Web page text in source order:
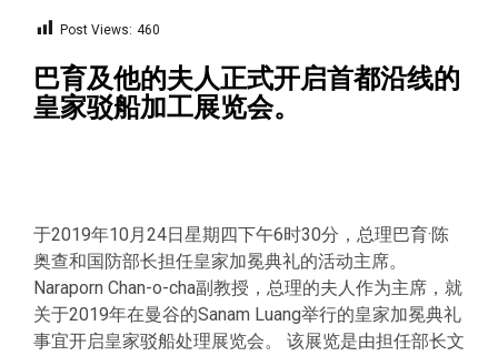
Post Views: 460
巴育及他的夫人正式开启首都沿线的
皇家驳船加工展览会。
于2019年10月24日星期四下午6时30分，总理巴育·陈
奥查和国防部长担任皇家加冕典礼的活动主席。
Naraporn Chan-o-cha副教授，总理的夫人作为主席，就
关于2019年在曼谷的Sanam Luang举行的皇家加冕典礼
事宜开启皇家驳船处理展览会。 该展览是由担任部长文